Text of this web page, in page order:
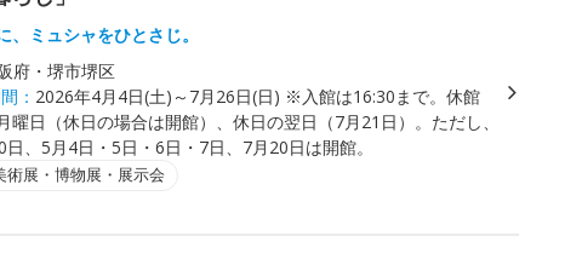
、ミュシャをひとさじ。
府・堺市堺区
： 2026年4月4日(土)～7月26日(日) ※入館は16:30まで。休館
曜日（休日の場合は開館）、休日の翌日（7月21日）。ただし、
日、5月4日・5日・6日・7日、7月20日は開館。
術展・博物展・展示会